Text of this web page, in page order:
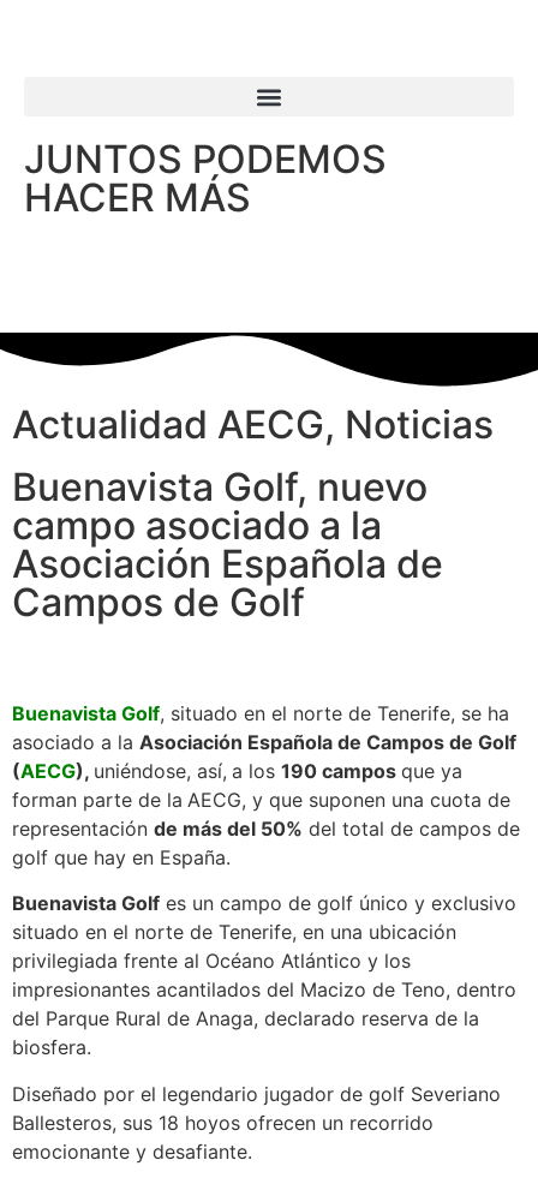
JUNTOS PODEMOS
HACER MÁS
Actualidad AECG, Noticias
Buenavista Golf, nuevo
campo asociado a la
Asociación Española de
Campos de Golf
Buenavista Golf, situado en el norte de Tenerife, se ha
asociado a la Asociación Española de Campos de Golf
(AECG), uniéndose, así, a los 190 campos que ya
forman parte de la AECG, y que suponen una cuota de
representación de más del 50% del total de campos de
golf que hay en España.
Buenavista Golf es un campo de golf único y exclusivo
situado en el norte de Tenerife, en una ubicación
privilegiada frente al Océano Atlántico y los
impresionantes acantilados del Macizo de Teno, dentro
del Parque Rural de Anaga, declarado reserva de la
biosfera.
Diseñado por el legendario jugador de golf Severiano
Ballesteros, sus 18 hoyos ofrecen un recorrido
emocionante y desafiante.